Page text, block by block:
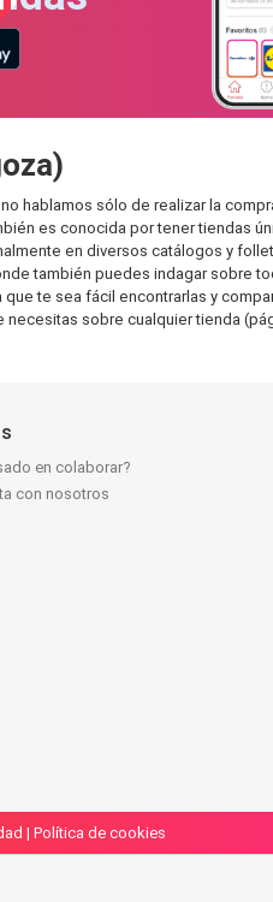
hablamos sólo de realizar la
es conocida por tener tiendas
en diversos catálogos y
también puedes indagar sobre
te sea fácil encontrarlas y
sobre cualquier tienda
en colaborar?
con nosotros
| Política de cookies